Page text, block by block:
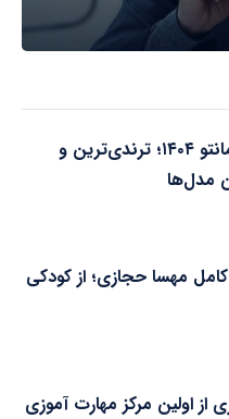
۱۵ مدل مانتو ۱۴۰۴؛ ترندی‌ترین و
مدل‌ها
کامل مهسا حجازی؛ از کودکی
از اولین مرکز مهارت آموزی